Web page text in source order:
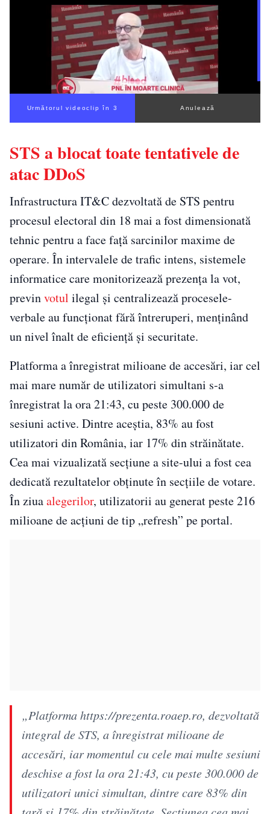
Următorul videoclip în 3 Anulează
STS a blocat toate tentativele de
atac DDoS
Infrastructura IT&C dezvoltată de STS pentru
procesul electoral din 18 mai a fost dimensionată
tehnic pentru a face față sarcinilor maxime de
operare. În intervalele de trafic intens, sistemele
informatice care monitorizează prezența la vot,
previnvotul ilegal și centralizează procesele-
verbale au funcționat fără întreruperi, menținând
un nivel înalt de eficiență și securitate.
Platforma a înregistrat milioane de accesări, iar cel
mai mare număr de utilizatori simultani s-a
înregistrat la ora 21:43, cu peste 300.000 de
sesiuni active. Dintre aceștia, 83% au fost
utilizatori din România, iar 17% din străinătate.
Cea mai vizualizată secțiune a site-ului a fost cea
dedicată rezultatelor obținute în secțiile de votare.
În ziuaalegerilor, utilizatorii au generat peste 216
milioane de acțiuni de tip „refresh” pe portal.
„Platforma https://prezenta.roaep.ro, dezvoltată
integral de STS, a înregistrat milioane de
accesări, iar momentul cu cele mai multe sesiuni
deschise a fost la ora 21:43, cu peste 300.000 de
utilizatori unici simultan, dintre care 83% din